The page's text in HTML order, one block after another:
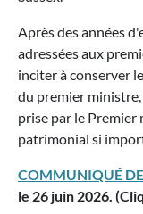
Après des années
adressées aux
inciter à conserver
du premier
prise par le
patrimonial si
COMMUNIQUÉ
le 26 juin 2026.